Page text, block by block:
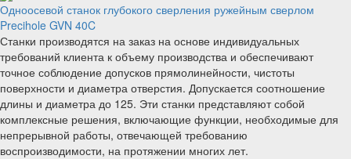
Одноосевой станок глубокого сверления ружейным сверлом
Precihole GVN 40C
Станки производятся на заказ на основе индивидуальных
требований клиента к объему производства и обеспечивают
точное соблюдение допусков прямолинейности, чистоты
поверхности и диаметра отверстия. Допускается соотношение
длины и диаметра до 125. Эти станки представляют собой
комплексные решения, включающие функции, необходимые для
непрерывной работы, отвечающей требованию
воспроизводимости, на протяжении многих лет.